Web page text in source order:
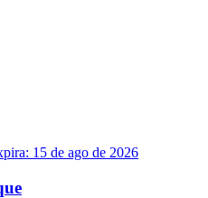
15 de ago de 2026